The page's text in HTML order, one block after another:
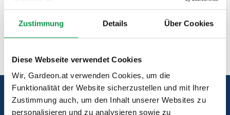
Zustimmung Details Über Cookies
Diese Webseite verwendet Cookies
Wir, Gardeon.at verwenden Cookies, um die
Funktionalität der Website sicherzustellen und mit Ihrer
Zustimmung auch, um den Inhalt unserer Websites zu
personalisieren und zu analysieren sowie zu
Widerrufsbelehrung, Widerrufsformular und Verzicht
Unsere Kunden